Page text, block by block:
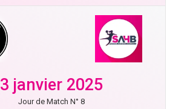
3 janvier 2025
Jour de Match N° 8